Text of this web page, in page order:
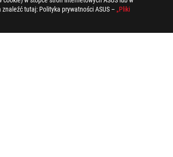
tutaj: Polityka prywatności ASUS – „Pliki
są poglądowe. Szczegóły można znaleźć na